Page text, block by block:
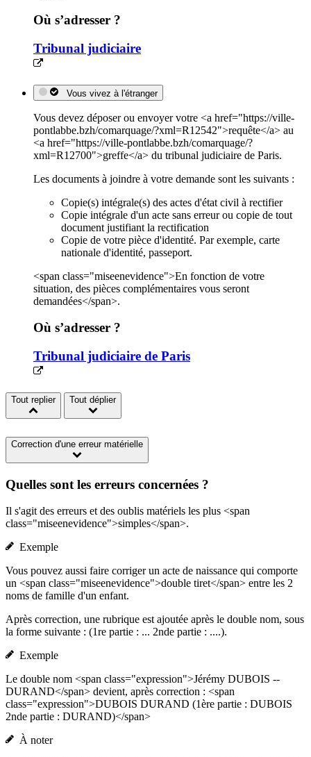
Où s’adresser ?
Tribunal judiciaire
Vous vivez à l'étranger
Vous devez déposer ou envoyer votre <a href="https://ville-
pontlabbe.bzh/comarquage/?xml=R12542">requête</a> au
<a href="https://ville-pontlabbe.bzh/comarquage/?
xml=R12700">greffe</a> du tribunal judiciaire de Paris.
Les documents à joindre à votre demande sont les suivants :
Copie(s) intégrale(s) des actes d'état civil à rectifier
Copie intégrale d'un acte sans erreur ou copie de tout
document justifiant la rectification
Copie de votre pièce d'identité. Par exemple, carte
nationale d'identité, passeport.
<span class="miseenevidence">En fonction de votre
situation, des pièces complémentaires vous seront
demandées</span>.
Où s’adresser ?
Tribunal judiciaire de Paris
Tout replier Tout déplier
Correction d'une erreur matérielle
Quelles sont les erreurs concernées ?
Il s'agit des erreurs et des oublis matériels les plus <span
class="miseenevidence">simples</span>.
Exemple
Vous pouvez aussi faire corriger un acte de naissance qui comporte
un <span class="miseenevidence">double tiret</span> entre les 2
noms de famille d'un enfant.
Après correction, une rubrique est ajoutée après le double nom, sous
la forme suivante : (1re partie : ... 2nde partie : ....).
Exemple
Le double nom <span class="expression">Jérémy DUBOIS --
DURAND</span> devient, après correction : <span
class="expression">DUBOIS DURAND (1ère partie : DUBOIS
2nde partie : DURAND)</span>
À noter